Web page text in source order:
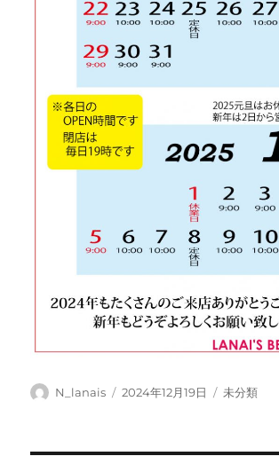
投
N_lanais
投
2024年12月19日
カ
未分類